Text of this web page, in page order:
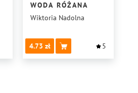
WODA RÓŻANA
Wiktoria Nadolna
4.73 5